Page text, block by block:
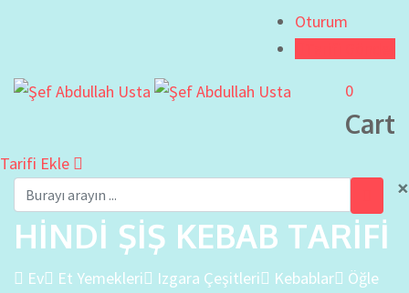
Oturum
0
Cart
Tarifi Ekle
×
HİNDİ ŞİŞ KEBAB TARİFİ
Ev Et Yemekleri Izgara Çeşitleri Kebablar
Öğle